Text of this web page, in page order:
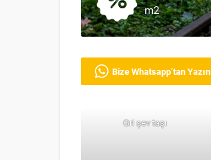
m2
Bize Whatsapp’tan Yazın
Gri şev taşı